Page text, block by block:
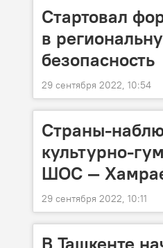
Стартовал
в
безопасность
29 сентября 2022, 10:54
Страны-
культурно-
ШОС —
29 сентября 2022, 10:11